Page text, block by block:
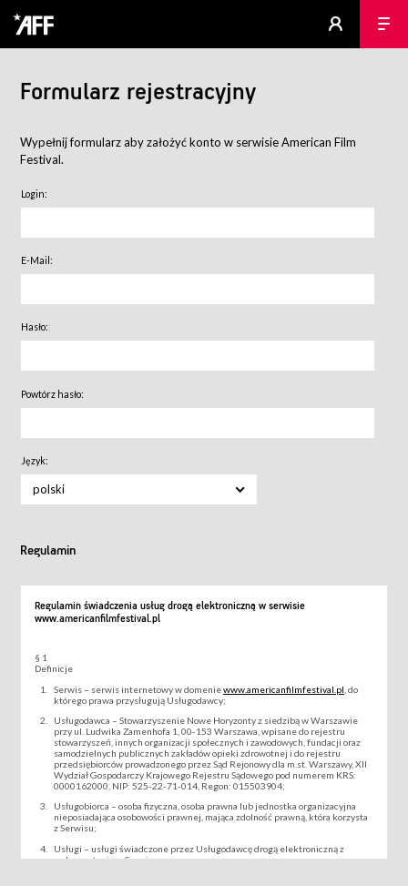
Formularz rejestracyjny
Wypełnij formularz aby założyć konto w serwisie American Film
Festival.
Login:
E-Mail:
Hasło:
Powtórz hasło:
Język:
polski
Regulamin
Regulamin świadczenia usług drogą elektroniczną w serwisie
www.americanfilmfestival.pl
§ 1
Definicje
Serwis – serwis internetowy w domeniewww.americanfilmfestival.pl , do
którego prawa przysługują Usługodawcy;
Usługodawca – Stowarzyszenie Nowe Horyzonty z siedzibą w Warszawie
przy ul. Ludwika Zamenhofa 1, 00-153 Warszawa, wpisane do rejestru
stowarzyszeń, innych organizacji społecznych i zawodowych, fundacji oraz
samodzielnych publicznych zakładów opieki zdrowotnej i do rejestru
przedsiębiorców prowadzonego przez Sąd Rejonowy dla m.st. Warszawy, XII
Wydział Gospodarczy Krajowego Rejestru Sądowego pod numerem KRS:
0000162000, NIP: 525-22-71-014, Regon: 015503904;
Usługobiorca – osoba fizyczna, osoba prawna lub jednostka organizacyjna
nieposiadająca osobowości prawnej, mająca zdolność prawną, która korzysta
z Serwisu;
Usługi – usługi świadczone przez Usługodawcę drogą elektroniczną z
wykorzystaniem Serwisu;